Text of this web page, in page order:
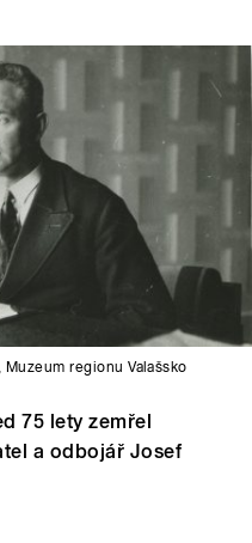
Muzeum regionu Valašsko
75 lety zemřel
a odbojář Josef